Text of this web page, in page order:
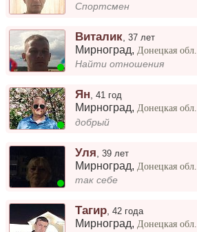
Спортсмен
Виталик ,37 лет
Мирноград, Донецкая обл.
Найти отношения
Ян,41 год
Мирноград,Донецкая обл.
добрый
Уля ,39 лет
Мирноград, Донецкая обл.
так себе
Тагир,42 года
Мирноград, Донецкая обл.